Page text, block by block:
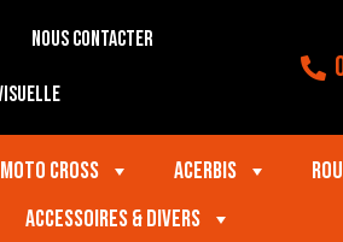
Nous contacter
Moto Cross Acerbis
Accessoires & divers